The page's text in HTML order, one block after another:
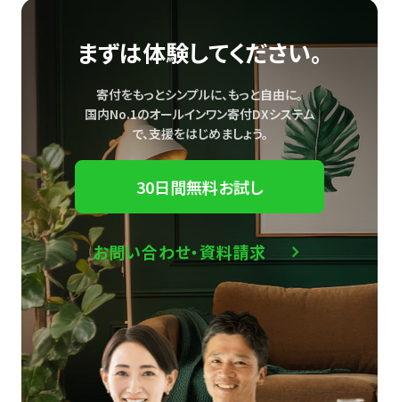
まずは体験してください。
寄付をもっとシンプルに、もっと自由に。
国内No.1のオールインワン寄付DXシステム
で、支援をはじめましょう。
30日間無料お試し
お問い合わせ・資料請求